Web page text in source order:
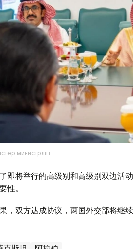
министрлігі
即将举行的高级别和高级别双边活
性。
，双方达成协议，两国外交部将继